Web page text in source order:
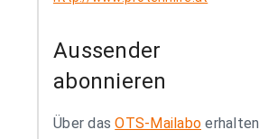
Aussender
abonnieren
Über dasOTS-Mailabo erhalten